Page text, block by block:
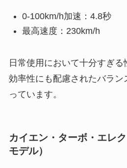
0-100km/h加速：4.8秒
最高速度：230km/h
日常使用において十分すぎる
効率性にも配慮されたバラン
っています。
カイエン・ターボ・エレ
モデル）